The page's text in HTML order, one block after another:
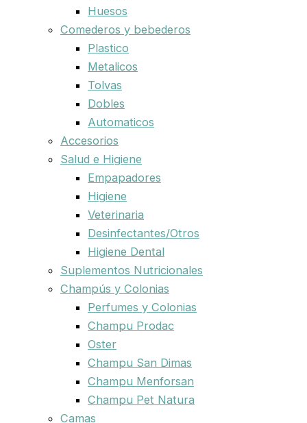
Huesos
Comederos y bebederos
Plastico
Metalicos
Tolvas
Dobles
Automaticos
Accesorios
Salud e Higiene
Empapadores
Higiene
Veterinaria
Desinfectantes/Otros
Higiene Dental
Suplementos Nutricionales
Champús y Colonias
Perfumes y Colonias
Champu Prodac
Oster
Champu San Dimas
Champu Menforsan
Champu Pet Natura
Camas